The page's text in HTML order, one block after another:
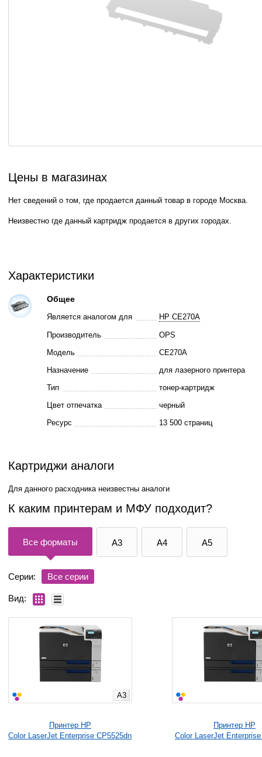
Цены в магазинах
Нет сведений о том, где продается данный товар в городе Москва.
Неизвестно где данный картридж продается в других городах.
Характеристики
Общее
Является аналогом для HP CE270A
Производитель
OPS
Модель
CE270A
Назначение
для лазерного принтера
Тип
тонер-картридж
Цвет отпечатка
черный
Ресурс
13 500 страниц
Картриджи аналоги
Для данного расходника неизвестны аналоги
К каким принтерам и МФУ подходит?
Все форматы A3 A4 A5
Серии: Все серии
Вид:
A3
Принтер HP
Color LaserJet Enterprise CP5525dn
Принтер HP
Color LaserJet